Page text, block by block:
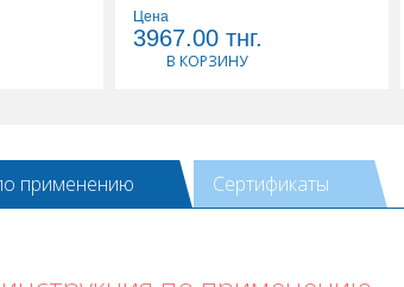
Цена
3967.00 тнг.
В КОРЗИНУ
применению Сертификаты